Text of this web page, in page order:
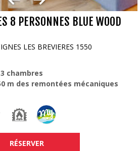
8 PERSONNES BLUE WOOD
LES BREVIERES 1550
3 chambres
m des remontées mécaniques
RÉSERVER